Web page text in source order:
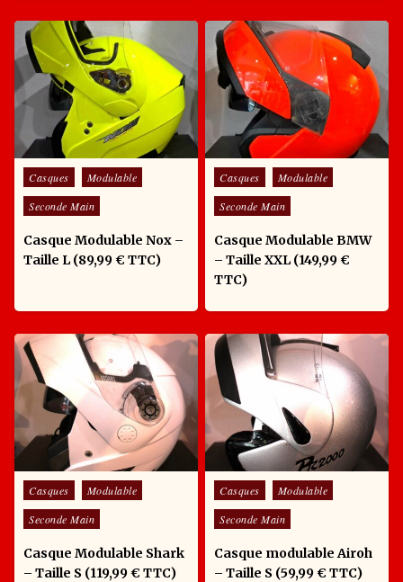
Posted in
Casques
Modulable
Seconde Main
Casque Modulable Nox –
Taille L (89,99 € TTC)
Posted in
Casques
Modulable
Seconde Main
Casque Modulable BMW
– Taille XXL (149,99 €
TTC)
Posted in
Casques
Modulable
Seconde Main
Casque Modulable Shark
– Taille S (119,99 € TTC)
Posted in
Casques
Modulable
Seconde Main
Casque modulable Airoh
– Taille S (59,99 € TTC)